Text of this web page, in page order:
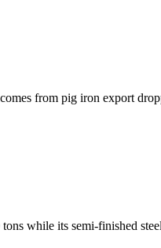
from pig iron export
while its semi-finished